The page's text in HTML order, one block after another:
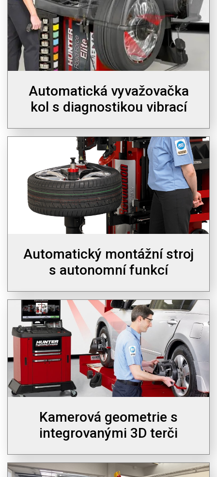
Automatická vyvažovačka
kol s diagnostikou vibrací
Automatický montážní stroj
s autonomní funkcí
Kamerová geometrie s
integrovanými 3D terči